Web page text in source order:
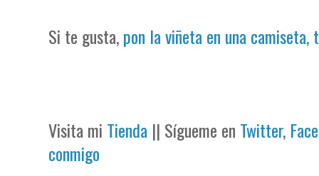
Si te gusta,pon la viñeta en una camiseta,
Visita mi Tienda || Sígueme en Twitter,
conmigo